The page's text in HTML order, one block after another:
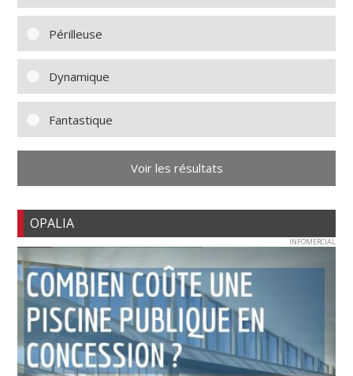
Périlleuse
Dynamique
Fantastique
Voir les résultats
OPALIA
INFOMERCIAL